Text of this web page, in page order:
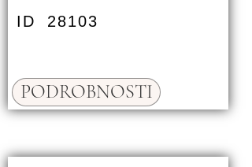
ID 28103
PODROBNOSTI